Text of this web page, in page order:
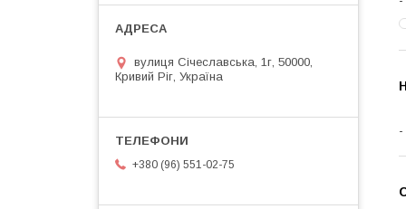
вулиця Січеславська, 1г, 50000,
Кривий Ріг, Україна
+380 (96) 551-02-75